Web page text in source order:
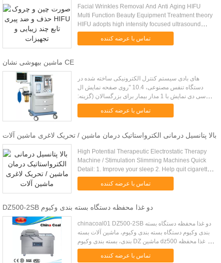
Facial Wrinkles Removal And Anti Aging HIFU
Multi Function Beauty Equipment Treatment theory
HIFU adopts high intensity focused ultrasound
technology ensures all the energy penetrates into
deep dermis and smas ...
تماس با عرضه کننده
ماشین بیهوشی نشان CE
های بادی سیستم کنترل الکترونیکی ساخته شده در
دستگاه تنفس مصنوعی، 10.4 "روی صفحه نمایش ال
سی دی نمایش با 1 مدار بیمار برای بزرگسالان (گزینه:
مدار بیمار برای کودکان). فلومترس 5 لوله، O 2 و N 2 O
و تهویه؛ 0.1 L / ...
تماس با عرضه کننده
بالا پتانسیل درمانی الکترواستاتیک درمان ماشین / تحریک لاغری ماشین آلات
High Potential Therapeutic Electrostatic Therapy
Machine / Stimulation Slimming Machines Quick
Detail: 1. Improve your sleep 2. Help quit cigarettes
and alcohol 3. Help dieting, weight management 4.
Relieve ...تماس با عرضه کننده
DZ500-2SB دو غذا محفظه دستگاه بسته بندی وکیوم
chinacoal01 DZ500-2SB دو غذا محفظه دستگاه بسته
بندی وکیوم دستگاه بسته بندی وکیوم، ماشین آلات بسته
بندی، بسته بندی وکیوم DZ ماشین dz500 دو غذا محفظه
دستگاه بسته بندی وکیوم ماشین آلات مقدمه: خلاء اتاق
ماشین آلات ...
تماس با عرضه کننده